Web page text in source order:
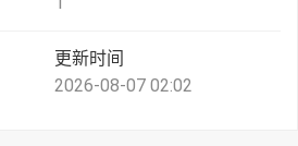
更新时间
2026-08-07 02:02